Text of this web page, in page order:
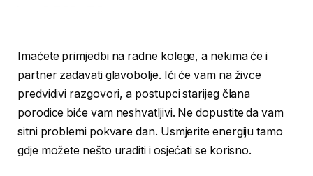
Imaćete primjedbi na radne kolege, a nekima će i
partner zadavati glavobolje. Ići će vam na živce
predvidivi razgovori, a postupci starijeg člana
porodice biće vam neshvatljivi. Ne dopustite da vam
sitni problemi pokvare dan. Usmjerite energiju tamo
gdje možete nešto uraditi i osjećati se korisno.